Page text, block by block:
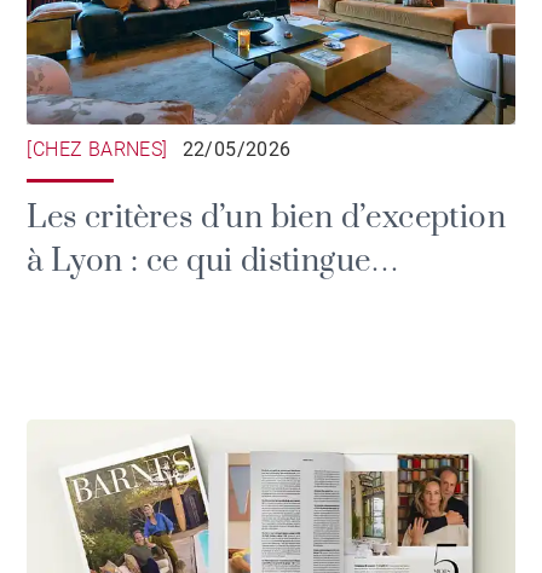
[CHEZ BARNES] 22/05/2026
Les critères d’un bien d’exception
à Lyon : ce qui distingue